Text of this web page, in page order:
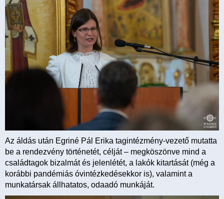
Az áldás után Egriné Pál Erika tagintézmény-vezető mutatta
be a rendezvény történetét, célját – megköszönve mind a
családtagok bizalmát és jelenlétét, a lakók kitartását (még a
korábbi pandémiás óvintézkedésekkor is), valamint a
munkatársak állhatatos, odaadó munkáját.